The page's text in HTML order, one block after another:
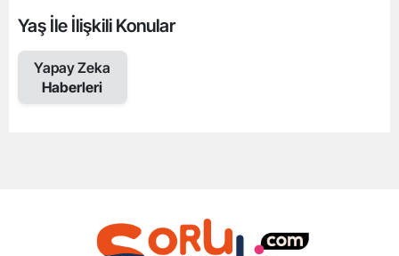
Yaş İle İlişkili Konular
Yapay Zeka
Haberleri